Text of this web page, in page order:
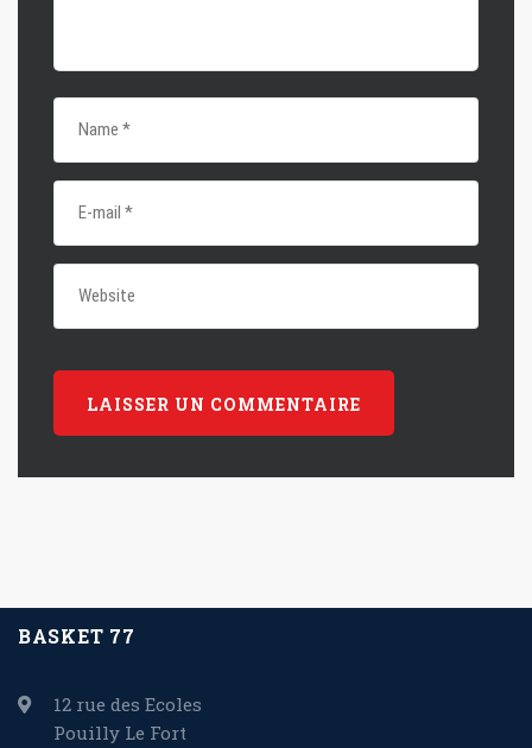
BASKET 77
12 rue des Ecoles
Pouilly Le Fort